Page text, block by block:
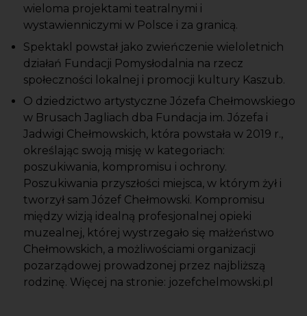
wieloma projektami teatralnymi i
wystawienniczymi w Polsce i za granicą.
Spektakl powstał jako zwieńczenie wieloletnich
działań Fundacji Pomysłodalnia na rzecz
społeczności lokalnej i promocji kultury Kaszub.
O dziedzictwo artystyczne Józefa Chełmowskiego
w Brusach Jagliach dba Fundacja im. Józefa i
Jadwigi Chełmowskich, która powstała w 2019 r.,
określając swoją misję w kategoriach:
poszukiwania, kompromisu i ochrony.
Poszukiwania przyszłości miejsca, w którym żył i
tworzył sam Józef Chełmowski. Kompromisu
między wizją idealną profesjonalnej opieki
muzealnej, której wystrzegało się małżeństwo
Chełmowskich, a możliwościami organizacji
pozarządowej prowadzonej przez najbliższą
rodzinę. Więcej na stronie: jozefchelmowski.pl